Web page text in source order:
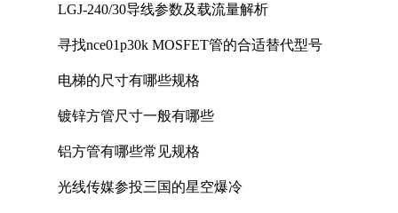
LGJ-240/30导线参数及载流量解析
寻找nce01p30k MOSFET管的合适替代型号
电梯的尺寸有哪些规格
镀锌方管尺寸一般有哪些
铝方管有哪些常见规格
光线传媒参投三国的星空爆冷